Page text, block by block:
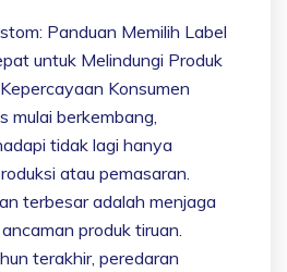
Panduan Memilih Label
untuk Melindungi Produk
Konsumen
mulai berkembang,
tidak lagi hanya
atau pemasaran.
terbesar adalah menjaga
produk tiruan.
terakhir, peredaran